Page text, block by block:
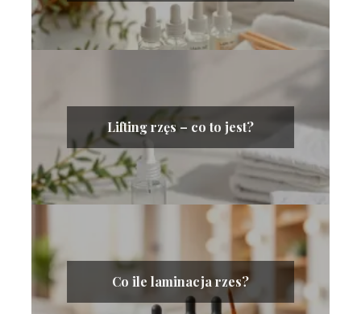
Lifting rzęs – co to jest?
Co ile laminacja rzes?